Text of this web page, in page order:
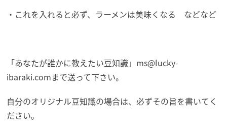
・これを入れると必ず、ラーメンは美味くなる などなど
「あなたが誰かに教えたい豆知識」 ms@lucky-
ibaraki.comまで送って下さい。
自分のオリジナル豆知識の場合は、必ずその旨を書いてく
ださい。